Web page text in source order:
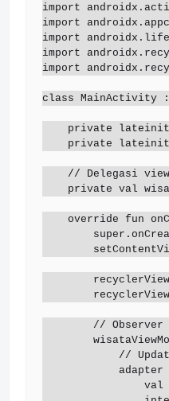
import
import
import
import
import
class MainActivity :